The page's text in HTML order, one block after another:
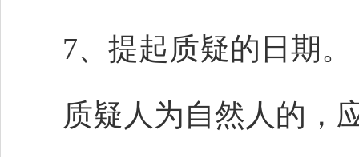
7、提起质疑的日期。
质疑人为自然人的，